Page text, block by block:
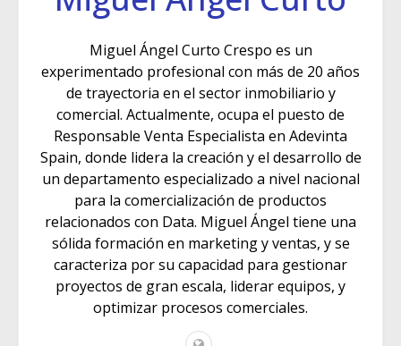
Miguel Ángel Curto Crespo es un
experimentado profesional con más de 20 años
de trayectoria en el sector inmobiliario y
comercial. Actualmente, ocupa el puesto de
Responsable Venta Especialista en Adevinta
Spain, donde lidera la creación y el desarrollo de
un departamento especializado a nivel nacional
para la comercialización de productos
relacionados con Data. Miguel Ángel tiene una
sólida formación en marketing y ventas, y se
caracteriza por su capacidad para gestionar
proyectos de gran escala, liderar equipos, y
optimizar procesos comerciales.